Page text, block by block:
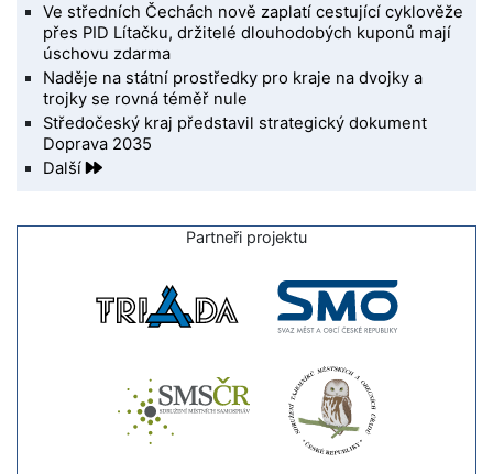
Ve středních Čechách nově zaplatí cestující cyklověže
přes PID Lítačku, držitelé dlouhodobých kuponů mají
úschovu zdarma
Naděje na státní prostředky pro kraje na dvojky a
trojky se rovná téměř nule
Středočeský kraj představil strategický dokument
Doprava 2035
Další
Partneři projektu